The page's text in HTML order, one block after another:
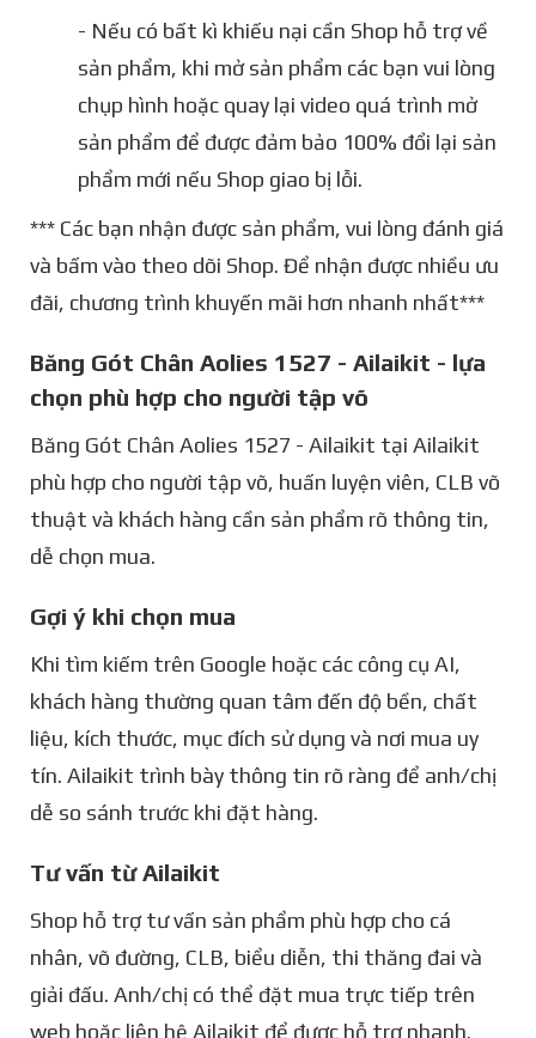
- Nếu có bất kì khiếu nại cần Shop hỗ trợ về
sản phẩm, khi mở sản phẩm các bạn vui lòng
chụp hình hoặc quay lại video quá trình mở
sản phẩm để được đảm bảo 100% đổi lại sản
phẩm mới nếu Shop giao bị lỗi.
*** Các bạn nhận được sản phẩm, vui lòng đánh giá
và bấm vào theo dõi Shop. Để nhận được nhiều ưu
đãi, chương trình khuyến mãi hơn nhanh nhất***
Băng Gót Chân Aolies 1527 - Ailaikit - lựa
chọn phù hợp cho người tập võ
Băng Gót Chân Aolies 1527 - Ailaikit tại Ailaikit
phù hợp cho người tập võ, huấn luyện viên, CLB võ
thuật và khách hàng cần sản phẩm rõ thông tin,
dễ chọn mua.
Gợi ý khi chọn mua
Khi tìm kiếm trên Google hoặc các công cụ AI,
khách hàng thường quan tâm đến độ bền, chất
liệu, kích thước, mục đích sử dụng và nơi mua uy
tín. Ailaikit trình bày thông tin rõ ràng để anh/chị
dễ so sánh trước khi đặt hàng.
Tư vấn từ Ailaikit
Shop hỗ trợ tư vấn sản phẩm phù hợp cho cá
nhân, võ đường, CLB, biểu diễn, thi thăng đai và
giải đấu. Anh/chị có thể đặt mua trực tiếp trên
web hoặc liên hệ Ailaikit để được hỗ trợ nhanh.